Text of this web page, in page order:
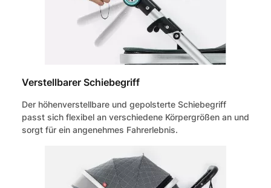
Verstellbarer Schiebegriff
Der höhenverstellbare und gepolsterte Schiebegriff
passt sich flexibel an verschiedene Körpergrößen an und
sorgt für ein angenehmes Fahrerlebnis.